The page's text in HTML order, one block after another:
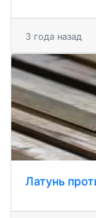
3 года назад
Латунь